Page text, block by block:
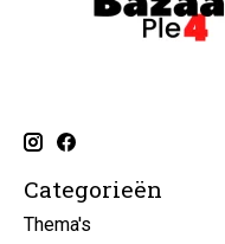
Categorieën
Thema's